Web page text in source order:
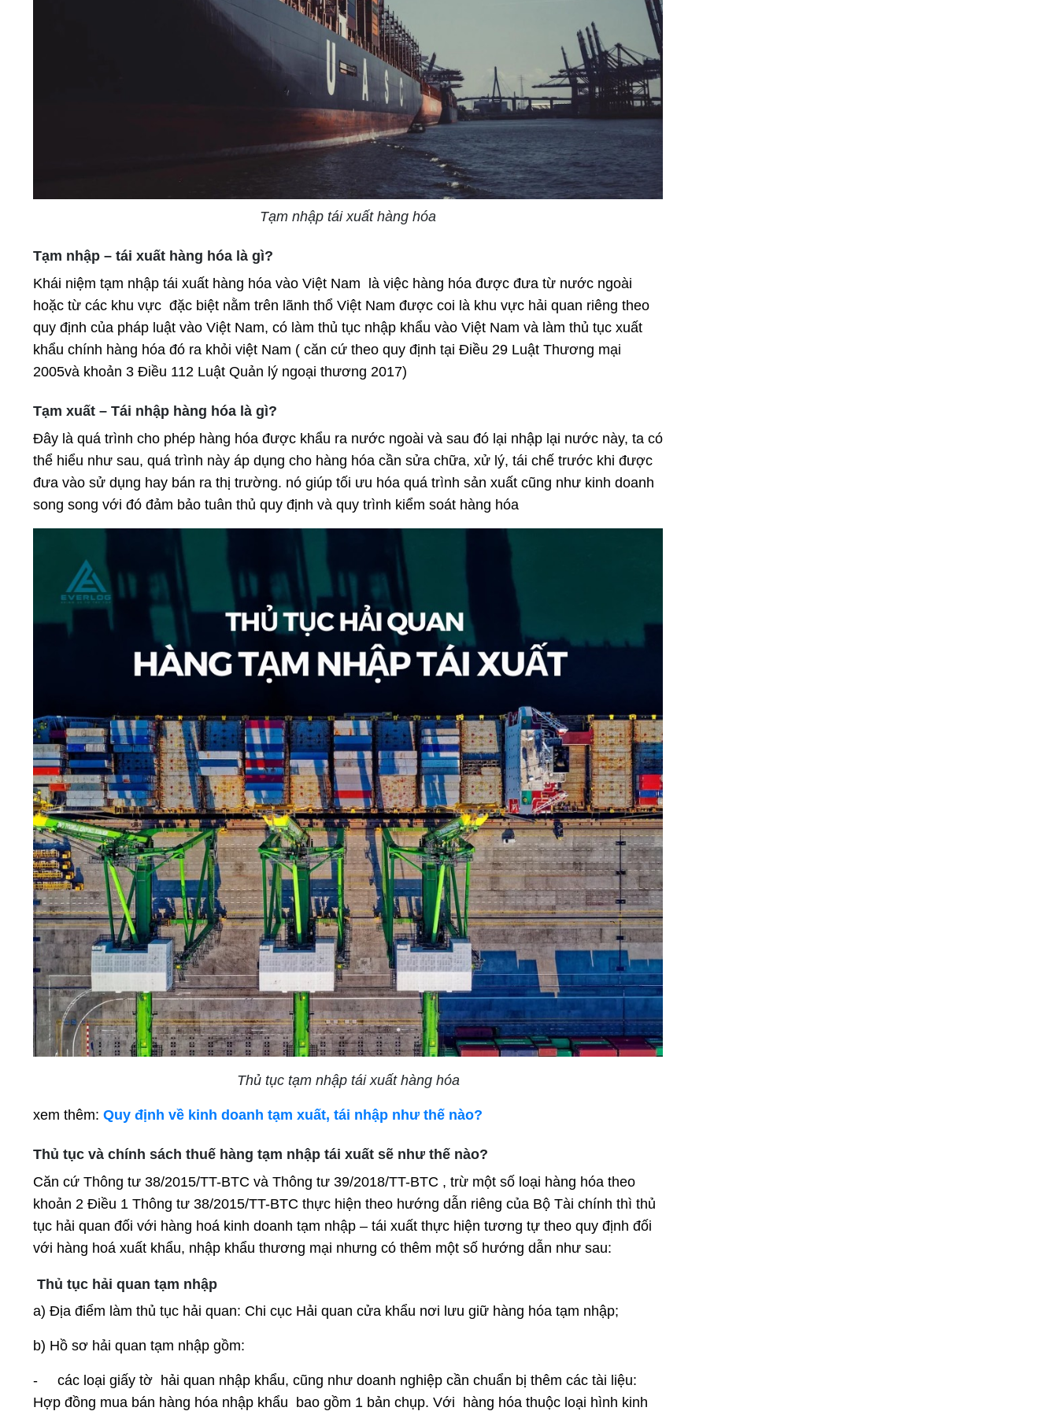
Tạm nhập tái xuất hàng hóa
Tạm nhập – tái xuất hàng hóa là gì?
Khái niệm tạm nhập tái xuất hàng hóa vào Việt Nam là việc hàng hóa được đưa từ nước ngoài
hoặc từ các khu vực đặc biệt nằm trên lãnh thổ Việt Nam được coi là khu vực hải quan riêng theo
quy định của pháp luật vào Việt Nam, có làm thủ tục nhập khẩu vào Việt Nam và làm thủ tục xuất
khẩu chính hàng hóa đó ra khỏi việt Nam ( căn cứ theo quy định tại Điều 29 Luật Thương mại
2005và khoản 3 Điều 112 Luật Quản lý ngoại thương 2017)
Tạm xuất – Tái nhập hàng hóa là gì?
Đây là quá trình cho phép hàng hóa được khẩu ra nước ngoài và sau đó lại nhập lại nước này, ta có
thể hiểu như sau, quá trình này áp dụng cho hàng hóa cần sửa chữa, xử lý, tái chế trước khi được
đưa vào sử dụng hay bán ra thị trường. nó giúp tối ưu hóa quá trình sản xuất cũng như kinh doanh
song song với đó đảm bảo tuân thủ quy định và quy trình kiểm soát hàng hóa
Thủ tục tạm nhập tái xuất hàng hóa
xem thêm: Quy định về kinh doanh tạm xuất, tái nhập như thế nào?
Thủ tục và chính sách thuế hàng tạm nhập tái xuất sẽ như thế nào?
Căn cứ Thông tư 38/2015/TT-BTC và Thông tư 39/2018/TT-BTC , trừ một số loại hàng hóa theo
khoản 2 Điều 1 Thông tư 38/2015/TT-BTC thực hiện theo hướng dẫn riêng của Bộ Tài chính thì thủ
tục hải quan đối với hàng hoá kinh doanh tạm nhập – tái xuất thực hiện tương tự theo quy định đối
với hàng hoá xuất khẩu, nhập khẩu thương mại nhưng có thêm một số hướng dẫn như sau:
Thủ tục hải quan tạm nhập
a) Địa điểm làm thủ tục hải quan: Chi cục Hải quan cửa khẩu nơi lưu giữ hàng hóa tạm nhập;
b) Hồ sơ hải quan tạm nhập gồm:
-
các loại giấy tờ hải quan nhập khẩu, cũng như doanh nghiệp cần chuẩn bị thêm các tài liệu:
Hợp đồng mua bán hàng hóa nhập khẩu bao gồm 1 bản chụp. Với hàng hóa thuộc loại hình kinh